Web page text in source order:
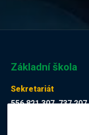
Základní škola
Sekretariát
556 821 307, 737 207